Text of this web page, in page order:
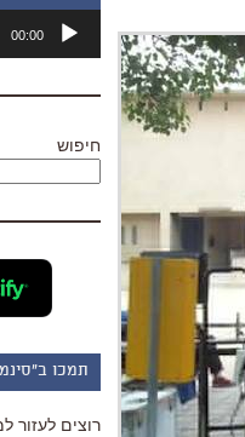
אודיו
00:00
חיפוש
תמכו
רוצים לעזור